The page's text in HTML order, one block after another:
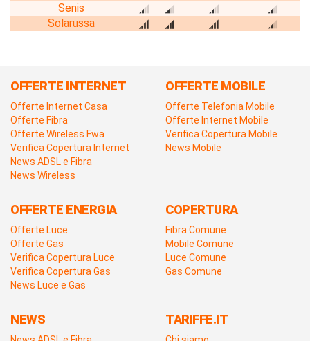
Senis
Solarussa
OFFERTE INTERNET
Offerte Internet Casa
Offerte Fibra
Offerte Wireless Fwa
Verifica Copertura Internet
News ADSL e Fibra
News Wireless
OFFERTE MOBILE
Offerte Telefonia Mobile
Offerte Internet Mobile
Verifica Copertura Mobile
News Mobile
OFFERTE ENERGIA
Offerte Luce
Offerte Gas
Verifica Copertura Luce
Verifica Copertura Gas
News Luce e Gas
COPERTURA
Fibra Comune
Mobile Comune
Luce Comune
Gas Comune
NEWS TARIFFE.IT